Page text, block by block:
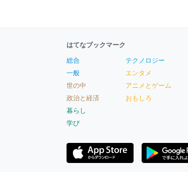
はてなブックマーク
総合
一般
世の中
政治と経済
暮らし
学び
テクノロジー
エンタメ
アニメとゲーム
おもしろ